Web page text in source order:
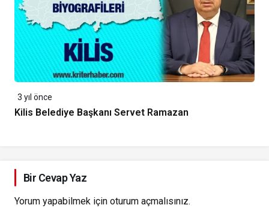
3 yıl önce
Kilis Belediye Başkanı Servet Ramazan
Bir Cevap Yaz
Yorum yapabilmek için oturum açmalısınız.